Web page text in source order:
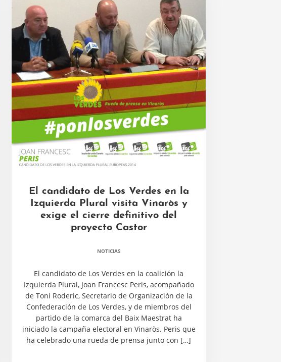
El candidato de Los Verdes en la
Izquierda Plural visita Vinaròs y
exige el cierre definitivo del
proyecto Castor
NOTICIAS
El candidato de Los Verdes en la coalición la
Izquierda Plural, Joan Francesc Peris, acompañado
de Toni Roderic, Secretario de Organización de la
Confederación de Los Verdes, y de miembros del
partido de la comarca del Baix Maestrat ha
iniciado la campaña electoral en Vinaròs. Peris que
ha celebrado una rueda de prensa junto con […]